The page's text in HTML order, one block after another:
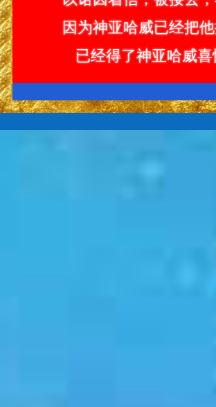
因为神亚哈威已经把
已经得了神亚哈威